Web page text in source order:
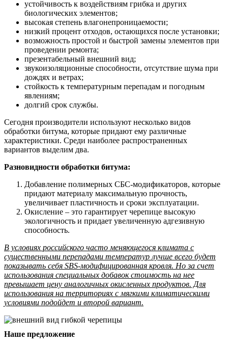
устойчивость к воздействиям грибка и других
биологических элементов;
высокая степень влагонепроницаемости;
низкий процент отходов, остающихся после установки;
возможность простой и быстрой замены элементов при
проведении ремонта;
презентабельный внешний вид;
звукоизоляционные способности, отсутствие шума при
дождях и ветрах;
стойкость к температурным перепадам и погодным
явлениям;
долгий срок службы.
Сегодня производители используют несколько видов
обработки битума, которые придают ему различные
характеристики. Среди наиболее распространенных
вариантов выделим два.
Разновидности обработки битума:
Добавление полимерных СБС-модификаторов, которые
придают материалу максимальную прочность,
увеличивает пластичность и сроки эксплуатации.
Окисление – это гарантирует черепице высокую
экологичность и придает увеличенную адгезивную
способность.
В условиях российского часто меняющегося климата с
существенными перепадами температур лучше всего будет
показывать себя SBS-модифицированная кровля. Но за счет
использования специальных добавок стоимость на нее
превышает цену аналогичных окисленных продуктов. Для
использования на территориях с мягкими климатическими
условиями подойдет и второй вариант.
Наше предложение